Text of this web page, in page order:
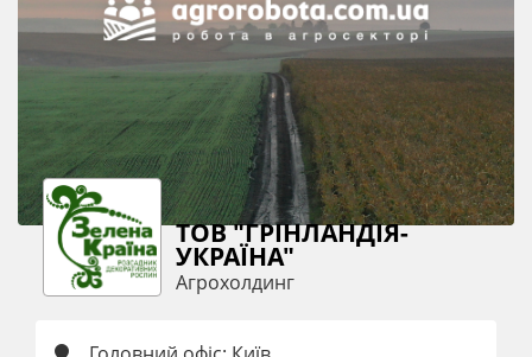
ТОВ "ГРІНЛАНДІЯ-
УКРАЇНА"
Агрохолдинг